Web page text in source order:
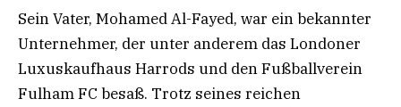
Sein Vater, Mohamed Al-Fayed, war ein bekannter
Unternehmer, der unter anderem das Londoner
Luxuskaufhaus Harrods und den Fußballverein
Fulham FC besaß. Trotz seines reichen